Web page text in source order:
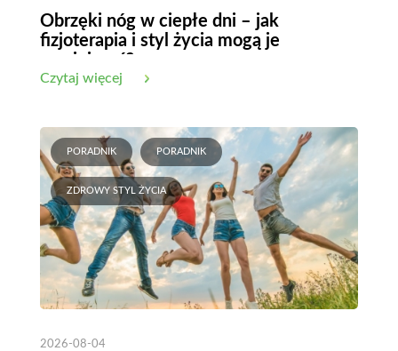
Obrzęki nóg w ciepłe dni – jak
fizjoterapia i styl życia mogą je
Czytaj więcej
PORADNIK PORADNIK
ZDROWY STYL ŻYCIA
2026-08-04